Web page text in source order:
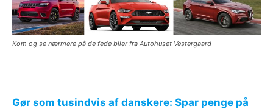
Kom og se nærmere på de fede biler fra Autohuset Vestergaard
Gør som tusindvis af danskere: Spar penge på